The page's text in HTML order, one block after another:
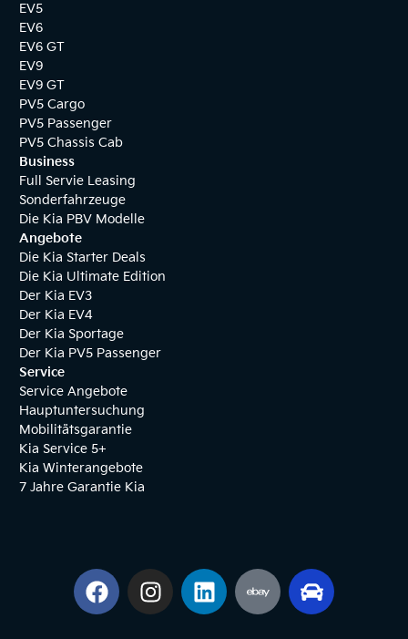
EV5
EV6
EV6 GT
EV9
EV9 GT
PV5 Cargo
PV5 Passenger
PV5 Chassis Cab
Business
Full Servie Leasing
Sonderfahrzeuge
Die Kia PBV Modelle
Angebote
Die Kia Starter Deals
Die Kia Ultimate Edition
Der Kia EV3
Der Kia EV4
Der Kia Sportage
Der Kia PV5 Passenger
Service
Service Angebote
Hauptuntersuchung
Mobilitätsgarantie
Kia Service 5+
Kia Winterangebote
7 Jahre Garantie Kia